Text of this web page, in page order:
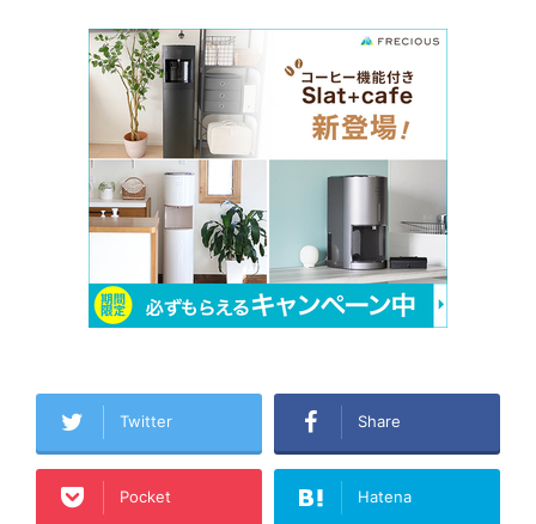
Twitter Share
Pocket Hatena